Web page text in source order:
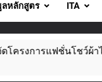
หลักสูตร ITA
โมเดิร์น วันที่ ๕ ส.ค. นี้